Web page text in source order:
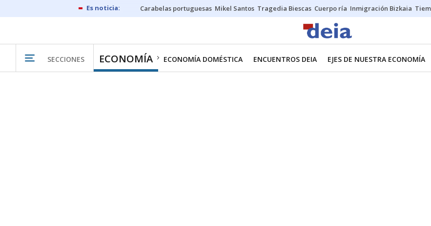
Carabelas portuguesas Mikel Santos Tragedia Biescas Cuerpo ría Inmigración Bizkaia
SECCIONES ECONOMÍA ECONOMÍA DOMÉSTICA ENCUENTROS DEIA EJES DE NUESTRA ECONOMÍA